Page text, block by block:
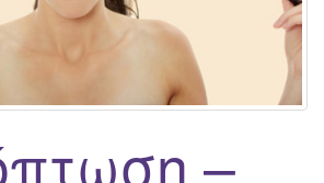
a
t
o
–